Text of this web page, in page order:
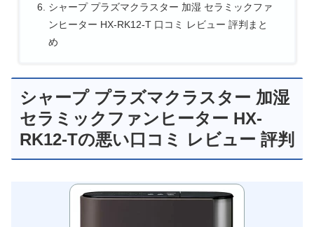
シャープ プラズマクラスター 加湿 セラミックファ
ンヒーター HX-RK12-T 口コミ レビュー 評判まと
め
シャープ プラズマクラスター 加湿
セラミックファンヒーター HX-
RK12-Tの悪い口コミ レビュー 評判